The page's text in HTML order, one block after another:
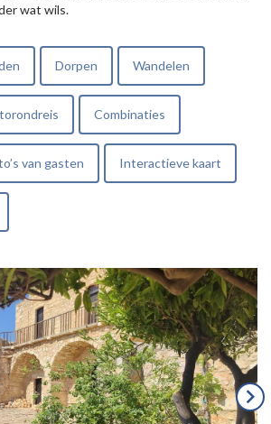
wat wils.
Dorpen Wandelen
Combinaties
van gasten Interactieve kaart
keyboard_arrow_right